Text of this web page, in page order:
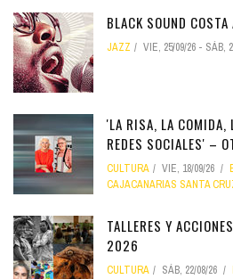
BLACK SOUND
JAZZ VIE, 25/09/26 - SÁB,
'LA RISA, LA COMIDA,
REDES SOCIALES' –
CULTURA VIE, 18/09/26
CAJACANARIAS SANTA
TALLERES Y
2026
CULTURA SÁB, 22/08/26